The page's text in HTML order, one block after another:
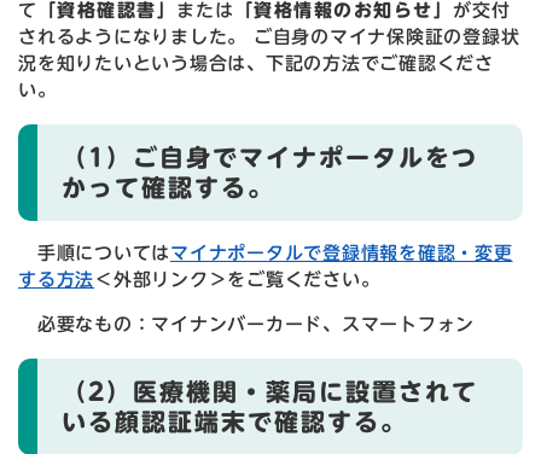
て
「資格確認書」 または 「資格情報のお知らせ」 が交付
されるようになりました。 ご自身のマイナ保険証の登録状
況を知りたいという場合は、下記の方法でご確認くださ
い。
（1）ご自身でマイナポータルをつ
かって確認する。
手順については マイナポータルで登録情報を確認・変更
する方法 ＜外部リンク＞ をご覧ください。
必要なもの：マイナンバーカード、スマートフォン
（2）医療機関・薬局に設置されて
いる顔認証端末で確認する。